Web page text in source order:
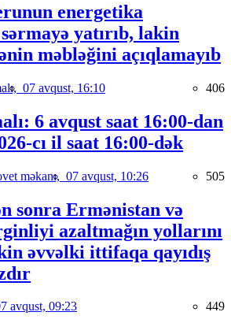
energetika
yatırıb, lakin
məbləğini açıqlamayıb
07 avqust, 16:10 406
6 avqust saat 16:00-dan
cı il saat 16:00-dək
məkanı, 07 avqust, 10:26 505
sonra Ermənistan və
azaltmağın yollarını
əvvəlki ittifaqa qayıdış
avqust, 09:23 449